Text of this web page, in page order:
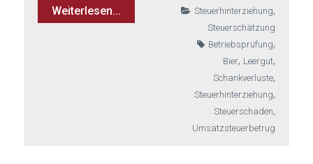
Weiterlesen... Steuerhinterziehung,
Steuerschätzung
Betriebsprüfung,
Bier, Leergut,
Schankverluste,
Steuerhinterziehung,
Steuerschaden,
Umsatzsteuerbetrug